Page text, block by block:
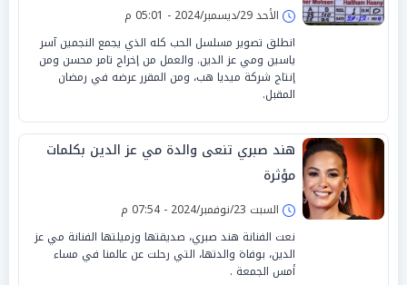
الأحد 29/ديسمبر/2024 - 05:01 م
انطلق تصوير مسلسل الحب كله الذي يجمع النجمين آسر
ياسين ومي عز الدين. والعمل من إخراج تامر محسن ومن
إنتاج شركة ميديا هب، ومن المقرر عرضه في رمضان
المقبل.
هند صبري تنعى والدة مي عز الدين بكلمات
مؤثرة
السبت 23/نوفمبر/2024 - 07:54 م
نعت الفنانة هند صبري، صديقتها وزميلتها الفنانة مي عز
الدين، بوفاة والدتها، التي رحلت عن عالمنا في مساء
أمس الجمعة .